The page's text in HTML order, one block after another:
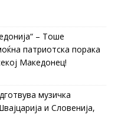
– Тоше
патриотска порака
Македонец!
музичка
и Словенија,